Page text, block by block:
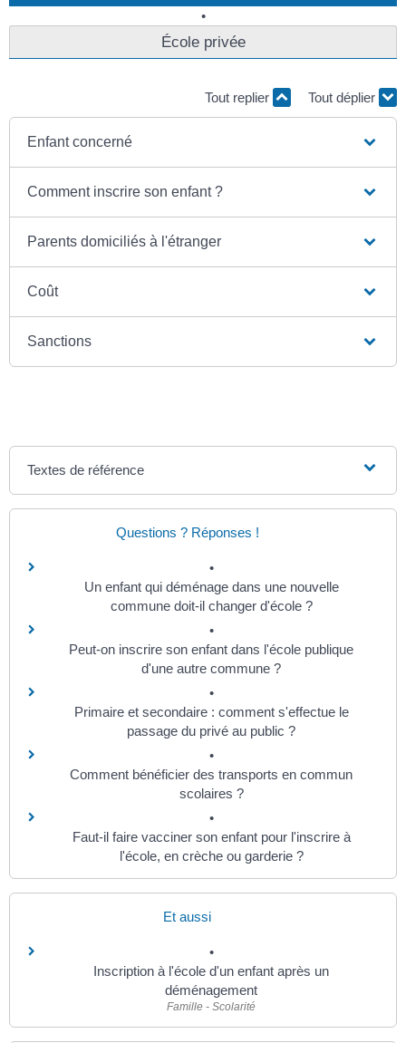
École privée
Tout replier Tout déplier
Enfant concerné
Comment inscrire son enfant ?
Parents domiciliés à l'étranger
Coût
Sanctions
Textes de référence
Questions ? Réponses !
Un enfant qui déménage dans une nouvelle
commune doit-il changer d'école ?
Peut-on inscrire son enfant dans l'école publique
d'une autre commune ?
Primaire et secondaire : comment s'effectue le
passage du privé au public ?
Comment bénéficier des transports en commun
scolaires ?
Faut-il faire vacciner son enfant pour l'inscrire à
l'école, en crèche ou garderie ?
Et aussi
Inscription à l'école d'un enfant après un
déménagement
Famille - Scolarité